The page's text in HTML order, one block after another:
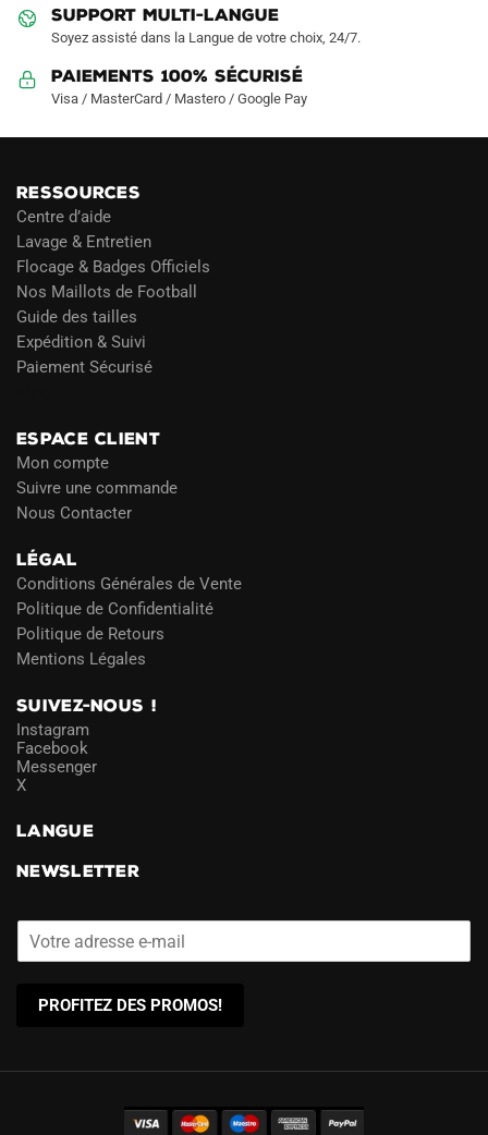
produit
SUPPORT MULTI-LANGUE
Soyez assisté dans la Langue de votre choix, 24/7.
Paiements 100% Sécurisé
Visa / MasterCard / Mastero / Google Pay
RESSOURCES
Centre d’aide
Lavage & Entretien
Flocage & Badges Officiels
Nos Maillots de Football
Guide des tailles
Expédition & Suivi
Paiement Sécurisé
ESPACE CLIENT
Mon compte
Suivre une commande
Nous Contacter
LÉGAL
Conditions Générales de Vente
Politique de Confidentialité
Politique de Retours
Mentions Légales
SUIVEZ-NOUS !
Instagram
Facebook
Messenger
X
LANGUE
NEWSLETTER
PROFITEZ DES PROMOS!